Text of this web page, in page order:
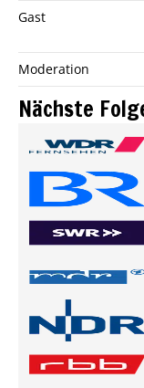
Gast
Moderation
Nächste